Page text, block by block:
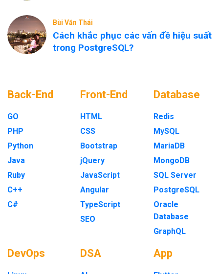
Bùi Văn Thái
Cách khắc phục các vấn đề hiệu suất
trong PostgreSQL?
Back-End
GO
PHP
Python
Java
Ruby
C++
C#
Front-End
HTML
CSS
Bootstrap
jQuery
JavaScript
Angular
TypeScript
SEO
Database
Redis
MySQL
MariaDB
MongoDB
SQL Server
PostgreSQL
Oracle
Database
GraphQL
DevOps DSA App